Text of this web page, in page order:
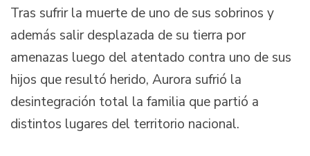
Tras sufrir la muerte de uno de sus sobrinos y
además salir desplazada de su tierra por
amenazas luego del atentado contra uno de sus
hijos que resultó herido, Aurora sufrió la
desintegración total la familia que partió a
distintos lugares del territorio nacional.